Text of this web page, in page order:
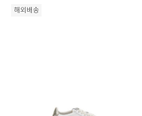
해외배송